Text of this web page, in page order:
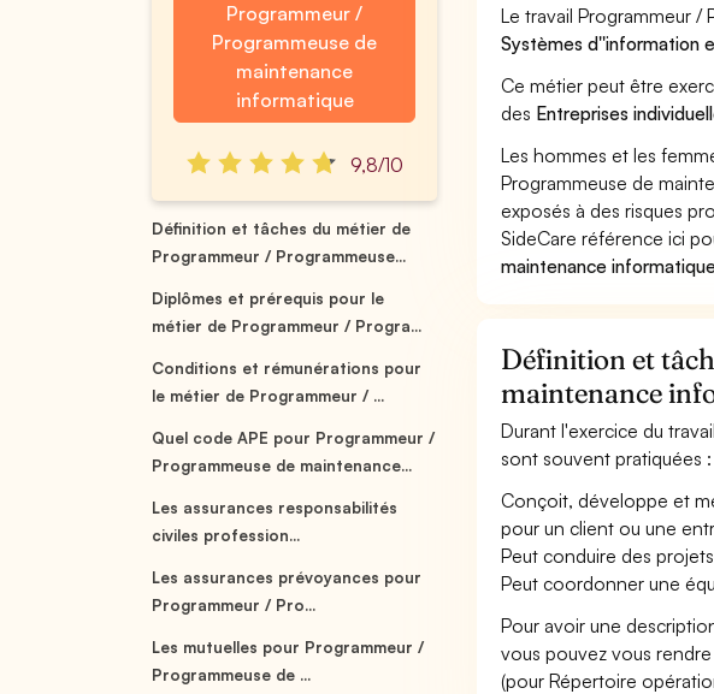
Programmeur /
Programmeuse de
maintenance
informatique
9,8/10
Définition et tâches du métier de
Programmeur / Programmeuse...
Diplômes et prérequis pour le
métier de Programmeur / Progra...
Conditions et rémunérations pour
le métier de Programmeur / ...
Quel code APE pour Programmeur /
Programmeuse de maintenance...
Les assurances responsabilités
civiles profession...
Les assurances prévoyances pour
Programmeur / Pro...
Les mutuelles pour Programmeur /
Programmeuse de ...
Le travail Programmeur /
Systèmes d''information
Ce métier peut être
des Entreprises
Les hommes et les
Programmeuse de
exposés à des risques
SideCare référence ici
maintenance
Définition et
maintenance
Durant l'exercice du
sont souvent pratiquées :
Conçoit, développe et
pour un client ou une
Peut conduire des
Peut coordonner une
Pour avoir une
vous pouvez vous
(pour Répertoire